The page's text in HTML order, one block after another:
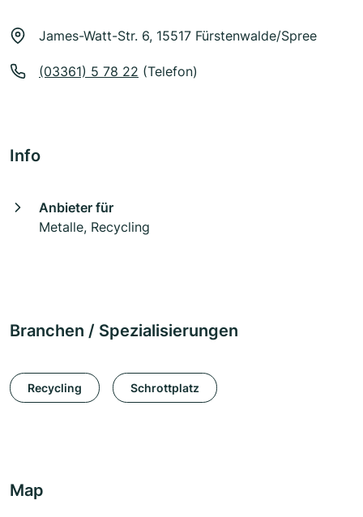
James-Watt-Str. 6, 15517 Fürstenwalde/Spree
(03361) 5 78 22 (Telefon)
Info
Anbieter für
Metalle, Recycling
Branchen / Spezialisierungen
Recycling Schrottplatz
Map